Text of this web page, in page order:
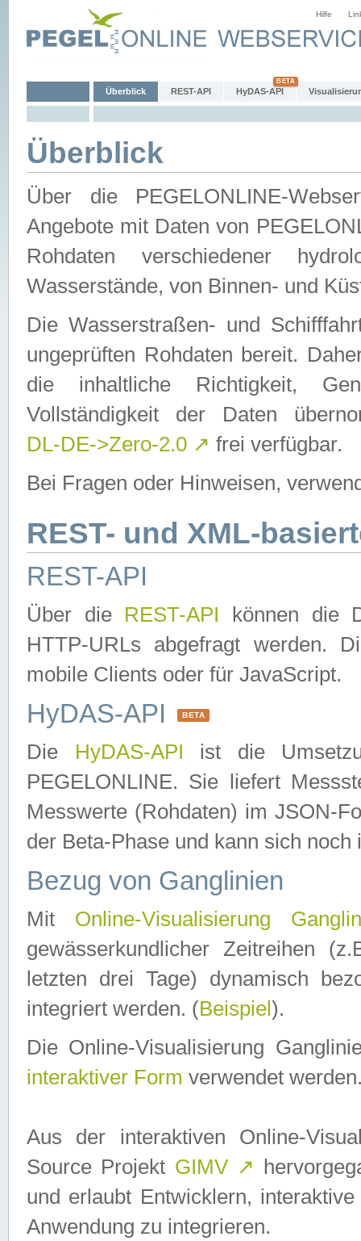
Hilfe
Überblick REST-API HyDAS-API
Überblick
Über die PEGELONLINE-
Angebote mit Daten von
Rohdaten verschiedener
Wasserstände, von Binnen- und
Die Wasserstraßen- und
ungeprüften Rohdaten bereit.
die inhaltliche Richtigkeit,
Vollständigkeit der Daten
DL-DE->Zero-2.0 ↗ frei verfügbar.
Bei Fragen oder Hinweisen,
REST- und XML-
REST-API
Über die REST-API können die
HTTP-URLs abgefragt werden.
mobile Clients oder für JavaScript.
HyDAS-API BETA
Die HyDAS-API ist die
PEGELONLINE. Sie liefert
Messwerte (Rohdaten) im JSON-
der Beta-Phase und kann sich noch
Bezug von Ganglinien
Mit Online-Visualisierung
gewässerkundlicher Zeitreihen
letzten drei Tage) dynamisch
integriert werden. (Beispiel ).
Die Online-Visualisierung
interaktiver Form verwendet
Aus der interaktiven Online-
Source Projekt GIMV ↗
und erlaubt Entwicklern,
Anwendung zu integrieren.